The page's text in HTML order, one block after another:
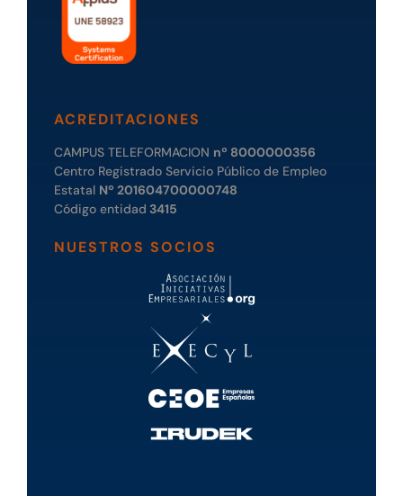
ACREDITACIONES
CAMPUS TELEFORMACION nº 8000000356
Centro Registrado Servicio Público de Empleo
Estatal Nº 201604700000748
Código entidad 3415
NUESTROS SOCIOS